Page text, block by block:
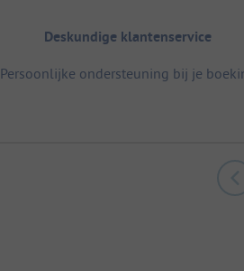
Deskundige klantenservice
Persoonlijke ondersteuning bij je